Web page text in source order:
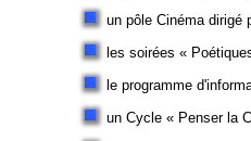
le programme
un Cycle « Penser la
un pôle Cinéma dirigé
les soirées «